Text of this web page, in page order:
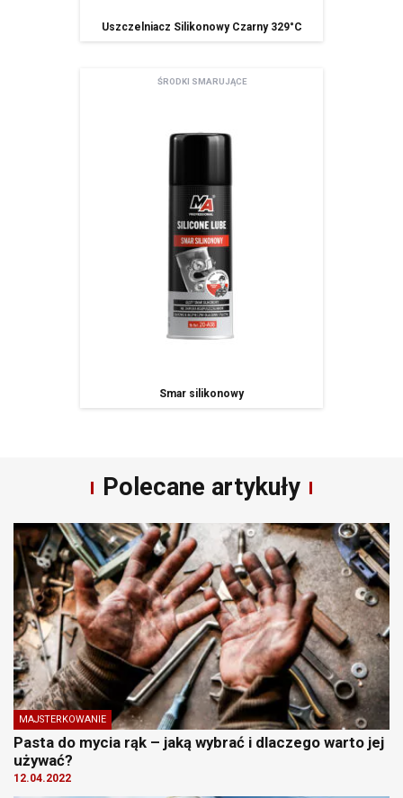
Uszczelniacz Silikonowy Czarny 329°C
ŚRODKI SMARUJĄCE
Smar silikonowy
Polecane artykuły
MAJSTERKOWANIE
Pasta do mycia rąk – jaką wybrać i dlaczego warto jej
używać?
12.04.2022